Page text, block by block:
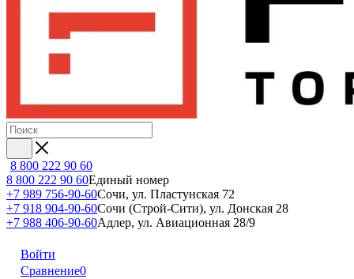
8 800 222 90 60
8 800 222 90 60Единый номер
+7 989 756-90-60Сочи, ул. Пластунская 72
+7 918 904-90-60Сочи (Строй-Сити), ул. Донская 28
+7 988 406-90-60Адлер, ул. Авиационная 28/9
Войти
Сравнение0